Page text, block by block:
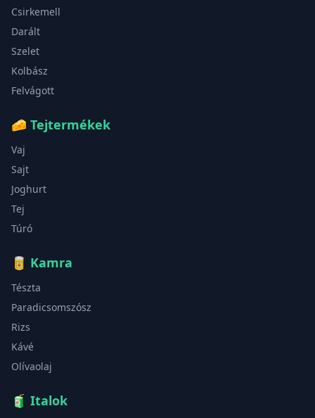
Csirkemell
Darált
Szelet
Kolbász
Felvágott
🧀 Tejtermékek
Vaj
Sajt
Joghurt
Tej
Túró
🥫 Kamra
Tészta
Paradicsomszósz
Rizs
Kávé
Olívaolaj
🧃 Italok